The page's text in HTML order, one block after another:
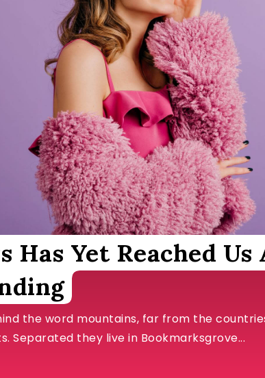
Has Yet Reached
the word mountains, far from the
Separated they live in Bookmarksgrove...